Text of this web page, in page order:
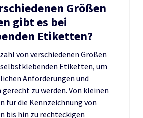
Größen
gibt es bei
Etiketten?
von verschiedenen Größen
Etiketten, um
Anforderungen und
zu werden. Von kleinen
für die Kennzeichnung von
bis hin zu rechteckigen